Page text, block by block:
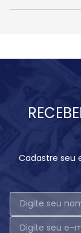
Cadastre seu